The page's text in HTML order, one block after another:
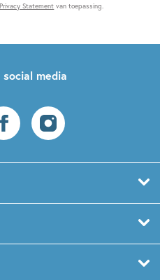
Statement van toepassing.
media